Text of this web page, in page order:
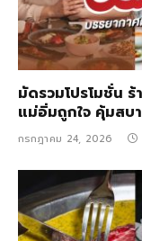
มัดรวมโปรโมชั่น
แม่อิ่มถูกใจ คุ้มสบา
กรกฎาคม 24, 2026